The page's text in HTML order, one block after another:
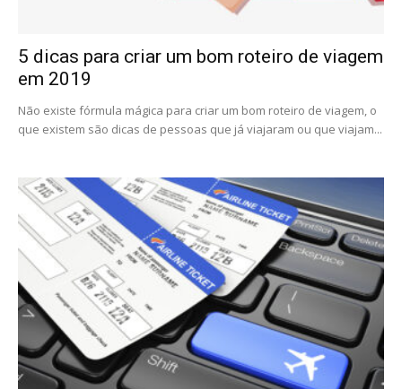
5 dicas para criar um bom roteiro de viagem
em 2019
Não existe fórmula mágica para criar um bom roteiro de viagem, o
que existem são dicas de pessoas que já viajaram ou que viajam...